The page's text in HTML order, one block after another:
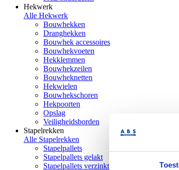
Hekwerk
Alle Hekwerk
Bouwhekken
Dranghekken
Bouwhek accessoires
Bouwhekvoeten
Hekklemmen
Bouwhekzeilen
Bouwheknetten
Hekwielen
Bouwhekschoren
Hekpoorten
Opslag
Veiligheidsborden
Stapelrekken
Alle Stapelrekken
Stapelpallets
Stapelpallets gelakt
Stapelpallets verzinkt